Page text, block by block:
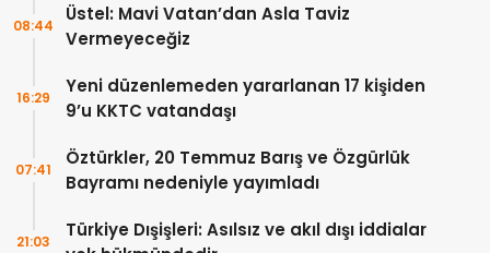
Üstel: Mavi Vatan’dan Asla Taviz
Vermeyeceğiz
08:44
Yeni düzenlemeden yararlanan 17 kişiden
9’u KKTC vatandaşı
16:29
Öztürkler, 20 Temmuz Barış ve Özgürlük
Bayramı nedeniyle yayımladı
07:41
Türkiye Dışişleri: Asılsız ve akıl dışı iddialar
21:03